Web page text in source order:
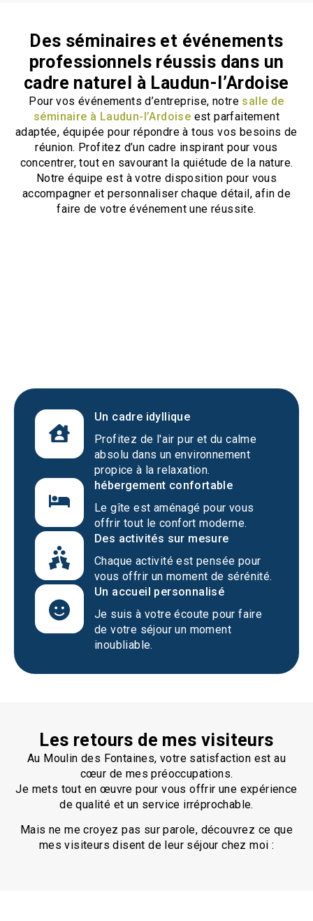
Des séminaires et événements
professionnels réussis dans un
cadre naturel à Laudun-l’Ardoise
Pour vos événements d’entreprise, notre salle de
séminaire à Laudun-l’Ardoise est parfaitement
adaptée, équipée pour répondre à tous vos besoins de
réunion. Profitez d’un cadre inspirant pour vous
concentrer, tout en savourant la quiétude de la nature.
Notre équipe est à votre disposition pour vous
accompagner et personnaliser chaque détail, afin de
faire de votre événement une réussite.
Un cadre idyllique
Profitez de l'air pur et du calme
absolu dans un environnement
propice à la relaxation.
hébergement confortable
Le gîte est aménagé pour vous
offrir tout le confort moderne.
Des activités sur mesure
Chaque activité est pensée pour
vous offrir un moment de sérénité.
Un accueil personnalisé
Je suis à votre écoute pour faire
de votre séjour un moment
inoubliable.
Les retours de mes visiteurs
Au Moulin des Fontaines, votre satisfaction est au
cœur de mes préoccupations.
Je mets tout en œuvre pour vous offrir une expérience
de qualité et un service irréprochable.
Mais ne me croyez pas sur parole, découvrez ce que
mes visiteurs disent de leur séjour chez moi :